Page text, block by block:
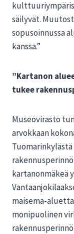
säilyvät.
sopusoinnussa
kanssa.”
”Kartanon
tukee
Museovirasto
arvokkaan
kartanonmäkeä
maisema-
monipuolinen